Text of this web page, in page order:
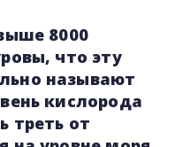
8000
что эту
называют
кислорода
треть от